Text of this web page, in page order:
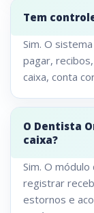
Tem
Sim. O
pagar,
caixa, conta
O Dentista
caixa?
Sim. O
registrar
estornos e